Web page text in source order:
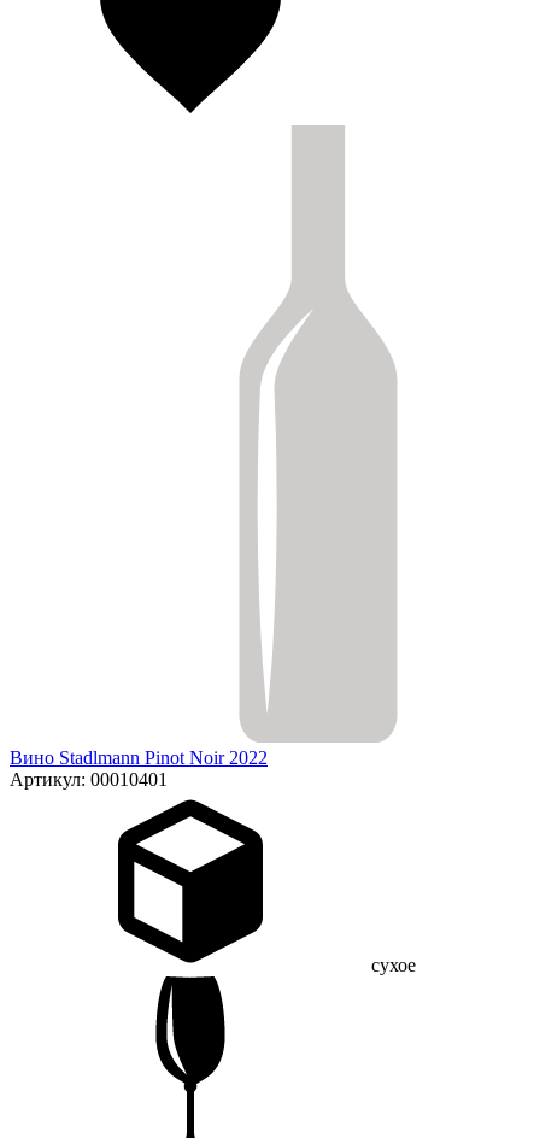
Вино Stadlmann Pinot Noir 2022
Артикул: 00010401
сухое